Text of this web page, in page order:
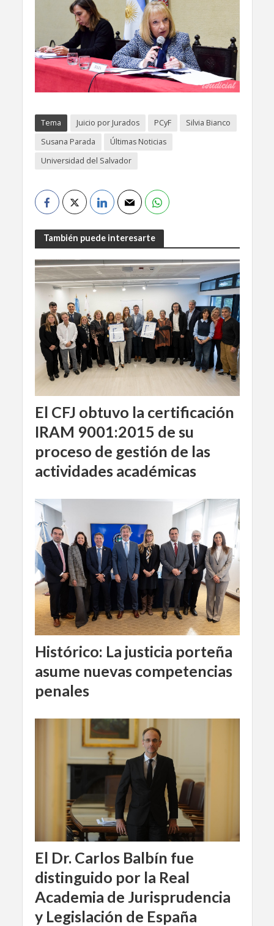
Tema Juicio por Jurados PCyF
Silvia Bianco
Susana Parada
Últimas Noticias
Universidad del Salvador
También puede interesarte
El CFJ obtuvo la certificación
IRAM 9001:2015 de su
proceso de gestión de las
actividades académicas
Histórico: La justicia porteña
asume nuevas competencias
penales
El Dr. Carlos Balbín fue
distinguido por la Real
Academia de Jurisprudencia
y Legislación de España